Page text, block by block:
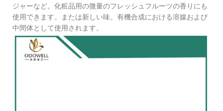
ジャーなど。化粧品用の微量のフレッシュフルーツの香りにも
使用できます。または新しい味。有機合成における溶媒および
中間体として使用されます。